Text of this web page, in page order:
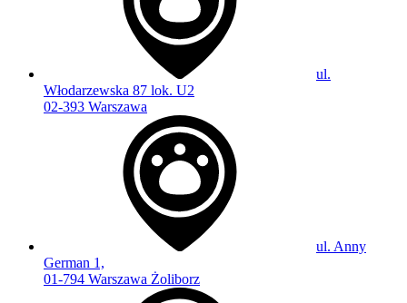
ul.
Włodarzewska 87 lok. U2
02-393 Warszawa
ul. Anny
German 1,
01-794 Warszawa Żoliborz